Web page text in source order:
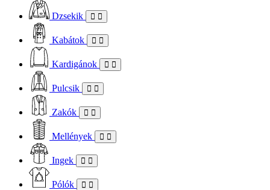
Dzsekik
Kabátok
Kardigánok
Pulcsik
Zakók
Mellények
Ingek
Pólók